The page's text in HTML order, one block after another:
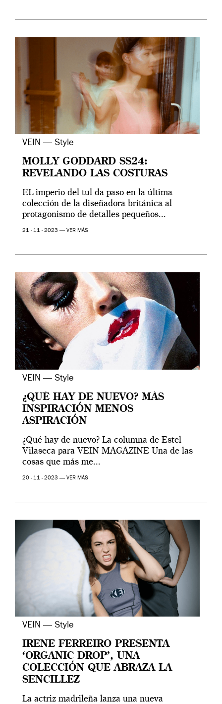
VEIN — Style
MOLLY GODDARD SS24:
REVELANDO LAS COSTURAS
EL imperio del tul da paso en la última
colección de la diseñadora británica al
protagonismo de detalles pequeños...
21 - 11 - 2023 — VER MÁS
VEIN — Style
¿QUÉ HAY DE NUEVO? MÁS
INSPIRACIÓN MENOS
ASPIRACIÓN
¿Qué hay de nuevo? La columna de Estel
Vilaseca para VEIN MAGAZINE Una de las
cosas que más me...
20 - 11 - 2023 — VER MÁS
VEIN — Style
IRENE FERREIRO PRESENTA
‘ORGANIC DROP’, UNA
COLECCIÓN QUE ABRAZA LA
SENCILLEZ
La actriz madrileña lanza una nueva